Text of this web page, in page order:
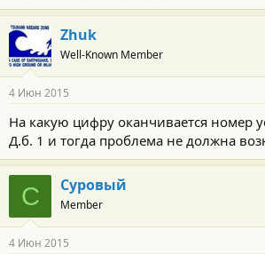
Zhuk
Well-Known Member
4 Июн 2015
На какую цифру оканчивается номер
Д.б. 1 и тогда проблема не должна
С Суровый
Member
4 Июн 2015